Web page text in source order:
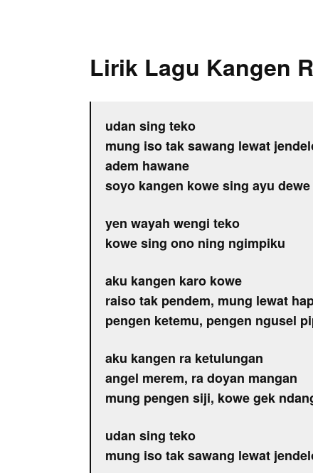
Lirik Lagu Kangen
udan sing teko
mung iso tak sawang lewat
adem hawane
soyo kangen kowe sing ayu dewe
yen wayah wengi teko
kowe sing ono ning ngimpiku
aku kangen karo kowe
raiso tak pendem, mung lewat
pengen ketemu, pengen ngusel
aku kangen ra ketulungan
angel merem, ra doyan mangan
mung pengen siji, kowe gek
udan sing teko
mung iso tak sawang lewat